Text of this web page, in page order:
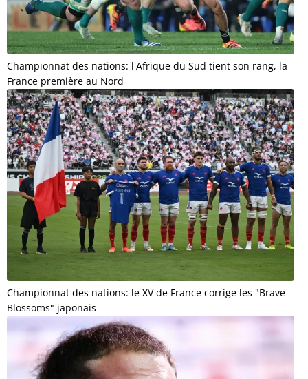
Championnat des nations: l'Afrique du Sud tient son rang, la
France première au Nord
Championnat des nations: le XV de France corrige les "Brave
Blossoms" japonais